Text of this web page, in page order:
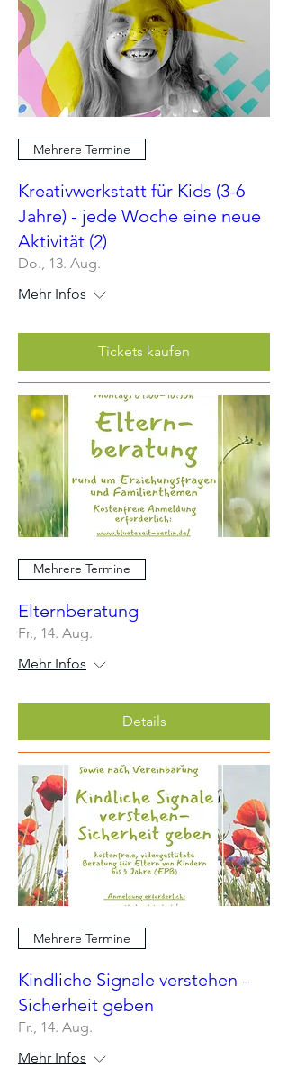
Mehrere Termine
Kreativwerkstatt für Kids (3-6
Jahre) - jede Woche eine neue
Aktivität (2)
Do., 13. Aug.
Mehr Infos
Tickets kaufen
Mehrere Termine
Elternberatung
Fr., 14. Aug.
Mehr Infos
Details
Mehrere Termine
Kindliche Signale verstehen -
Sicherheit geben
Fr., 14. Aug.
Mehr Infos